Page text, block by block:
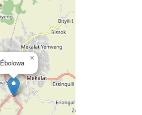
Ébolowa
×